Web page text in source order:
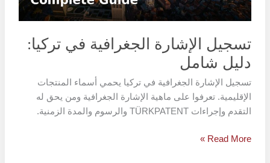
تسجيل الإشارة الجغرافية في تركيا:
دليل شامل
تسجيل الإشارة الجغرافية في تركيا يحمي أسماء المنتجات
الإقليمية. تعرفوا على ماهية الإشارة الجغرافية ومن يحق له
التقدم وإجراءات TÜRKPATENT والرسوم والمدة الزمنية.
Read More »